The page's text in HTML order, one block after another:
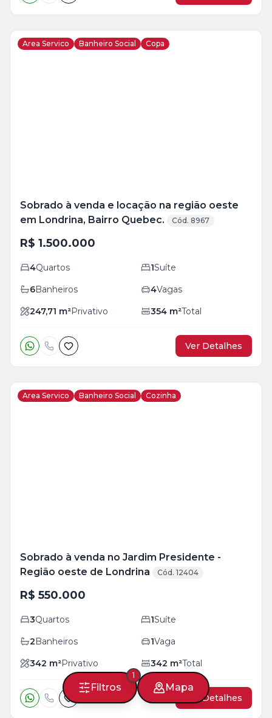
Filtros
1
Mapa
Area Servico Banheiro Social Copa
Sobrado à venda e locação na região oeste
em Londrina, Bairro Quebec.
Cód. 8967
R$ 1.500.000
4Quartos 1Suíte
6Banheiros 4Vagas
247,71 m²Privativo 354 m²Total
Ver Detalhes
Area Servico Banheiro Social Cozinha
Sobrado à venda no Jardim Presidente -
Região oeste de Londrina
Cód. 12404
R$ 550.000
3Quartos 1Suíte
2Banheiros 1Vaga
342 m²Privativo 342 m²Total
Ver Detalhes